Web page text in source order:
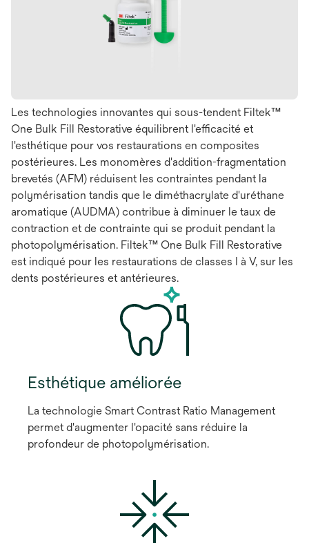
Les technologies innovantes qui sous-tendent Filtek™
One Bulk Fill Restorative équilibrent l'efficacité et
l'esthétique pour vos restaurations en composites
postérieures. Les monomères d'addition-fragmentation
brevetés (AFM) réduisent les contraintes pendant la
polymérisation tandis que le diméthacrylate d'uréthane
aromatique (AUDMA) contribue à diminuer le taux de
contraction et de contrainte qui se produit pendant la
photopolymérisation. Filtek™ One Bulk Fill Restorative
est indiqué pour les restaurations de classes I à V, sur les
dents postérieures et antérieures.
Esthétique améliorée
La technologie Smart Contrast Ratio Management
permet d'augmenter l'opacité sans réduire la
profondeur de photopolymérisation.